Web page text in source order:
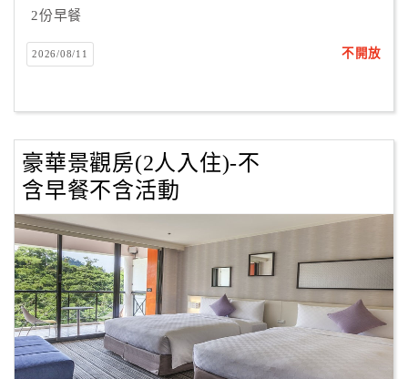
紅
查
訂
房
Q&A
國
旅
卡
訂
房
2份早餐
2026/08/11 不開放
豪華景觀房(2人入住)-不
含早餐不含活動